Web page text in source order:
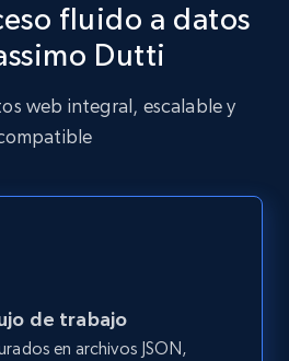
fluido a datos
Dutti
web integral, escalable y
de trabajo
en archivos JSON,